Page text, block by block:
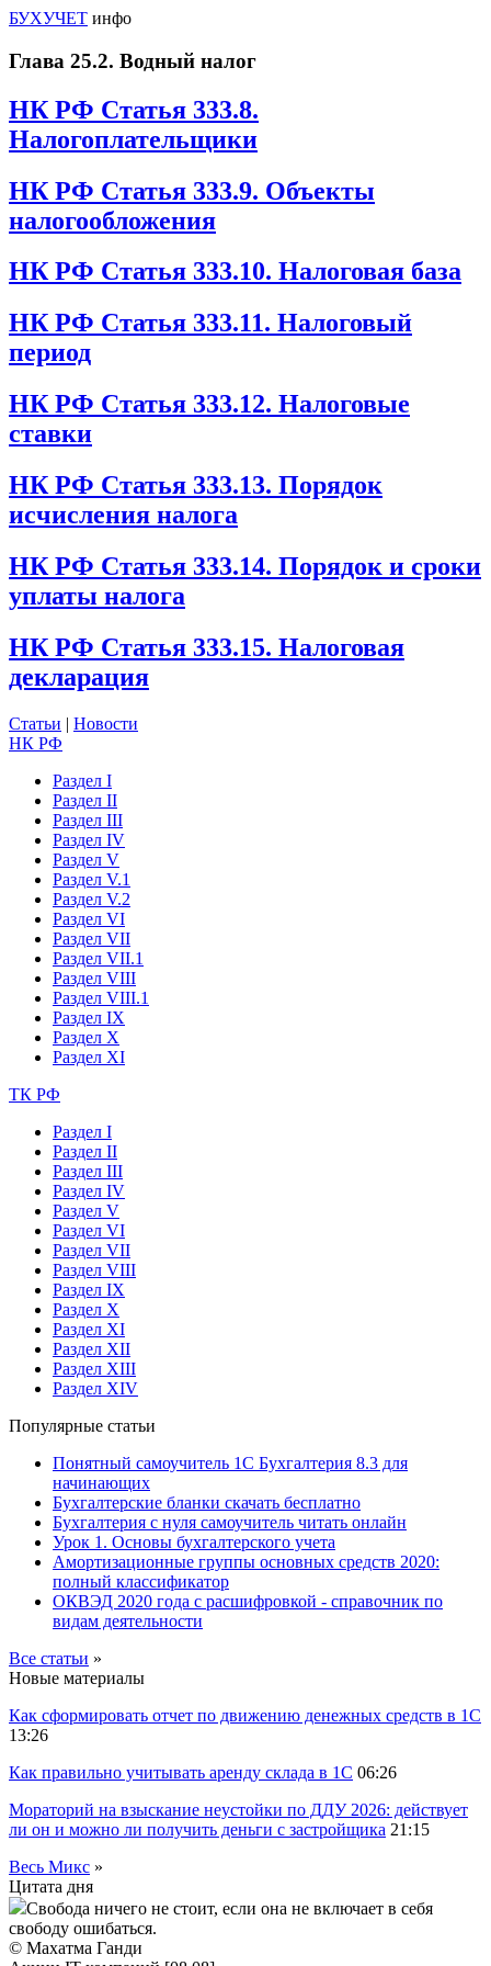
БУХУЧЕТ инфо
Глава 25.2. Водный налог
НК РФ Статья 333.8.
Налогоплательщики
НК РФ Статья 333.9. Объекты
налогообложения
НК РФ Статья 333.10. Налоговая база
НК РФ Статья 333.11. Налоговый
период
НК РФ Статья 333.12. Налоговые
ставки
НК РФ Статья 333.13. Порядок
исчисления налога
НК РФ Статья 333.14. Порядок и сроки
уплаты налога
НК РФ Статья 333.15. Налоговая
декларация
Статьи | Новости
НК РФ
Раздел I
Раздел II
Раздел III
Раздел IV
Раздел V
Раздел V.1
Раздел V.2
Раздел VI
Раздел VII
Раздел VII.1
Раздел VIII
Раздел VIII.1
Раздел IX
Раздел X
Раздел XI
ТК РФ
Раздел I
Раздел II
Раздел III
Раздел IV
Раздел V
Раздел VI
Раздел VII
Раздел VIII
Раздел IX
Раздел X
Раздел XI
Раздел XII
Раздел XIII
Раздел XIV
Популярные статьи
Понятный самоучитель 1С Бухгалтерия 8.3 для
начинающих
Бухгалтерские бланки скачать бесплатно
Бухгалтерия с нуля самоучитель читать онлайн
Урок 1. Основы бухгалтерского учета
Амортизационные группы основных средств 2020:
полный классификатор
ОКВЭД 2020 года с расшифровкой - справочник по
видам деятельности
Все статьи »
Новые материалы
Как сформировать отчет по движению денежных средств в 1С
13:26
Как правильно учитывать аренду склада в 1С 06:26
Мораторий на взыскание неустойки по ДДУ 2026: действует
ли он и можно ли получить деньги с застройщика 21:15
Весь Микс »
Цитата дня
Свобода ничего не стоит, если она не включает в себя
свободу ошибаться.
© Махатма Ганди